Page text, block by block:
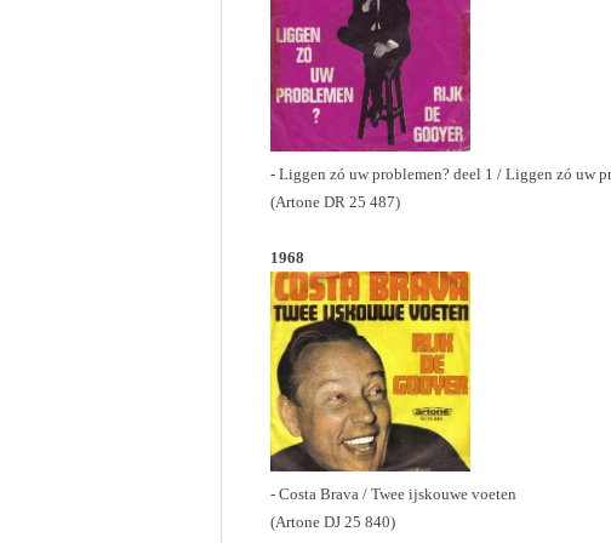
- Liggen zó uw problemen? deel 1 / Liggen zó uw
(Artone DR 25 487)
1968
- Costa Brava / Twee ijskouwe voeten
(Artone DJ 25 840)